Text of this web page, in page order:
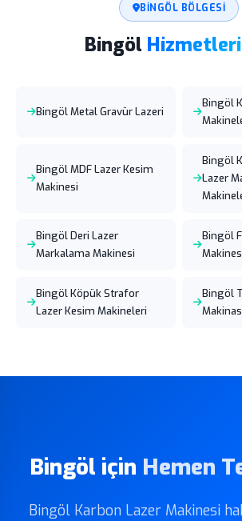
BINGÖL BÖLGESI
Bingöl
Bingöl Metal Gravür Lazeri
Bingöl
Bingöl MDF Lazer Kesim
Makinesi
Bingöl
Lazer
Bingöl Deri Lazer
Markalama Makinesi
Bingöl
Bingöl Köpük Strafor
Lazer Kesim Makineleri
Bingöl
Bingöl için Hemen
Bingöl Karbon Lazer Makinesi